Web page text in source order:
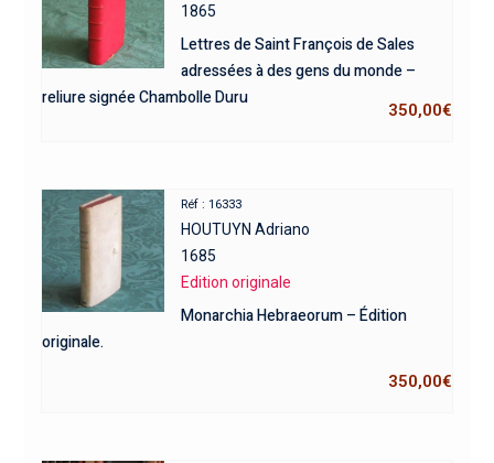
1865
Lettres de Saint François de Sales
adressées à des gens du monde –
reliure signée Chambolle Duru
350,00€
Réf : 16333
HOUTUYN Adriano
1685
Edition originale
Monarchia Hebraeorum – Édition
originale.
350,00€